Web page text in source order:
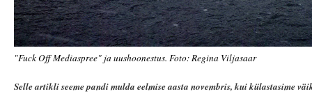
"Fuck Off Mediaspree" ja uushoonestus. Foto: Regina Viljasaar
Selle artikli seeme pandi mulda eelmise aasta novembris, kui külastasime